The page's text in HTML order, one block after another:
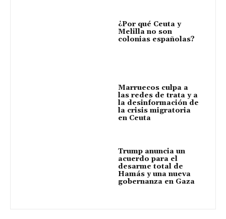
¿Por qué Ceuta y
Melilla no son
colonias españolas?
Marruecos culpa a
las redes de trata y a
la desinformación de
la crisis migratoria
en Ceuta
Trump anuncia un
acuerdo para el
desarme total de
Hamás y una nueva
gobernanza en Gaza